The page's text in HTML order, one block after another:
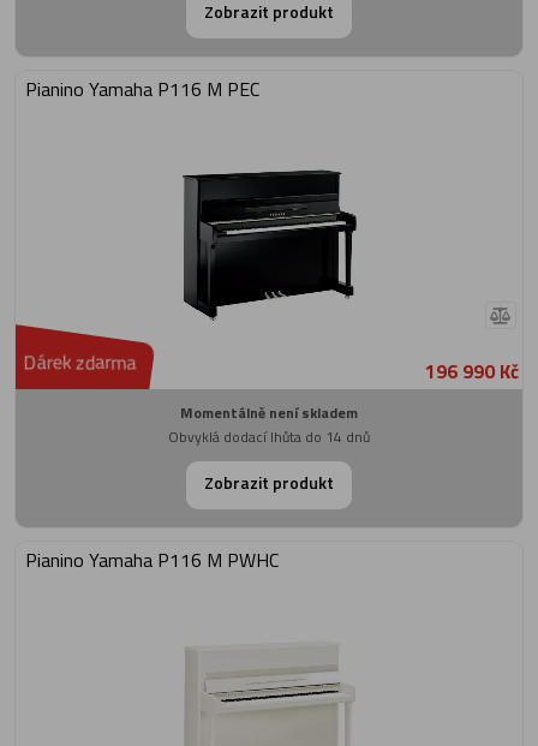
Zobrazit produkt
Pianino Yamaha P116 M PEC
Dárek zdarma 196 990 Kč
Momentálně není skladem
Obvyklá dodací lhůta do 14 dnů
Zobrazit produkt
Pianino Yamaha P116 M PWHC